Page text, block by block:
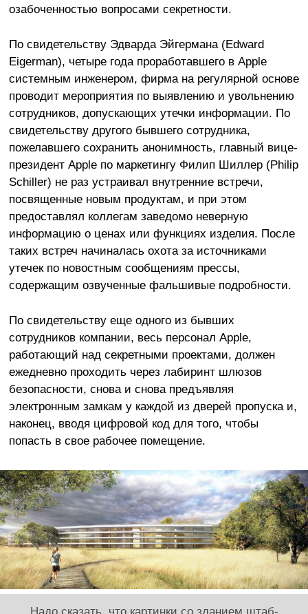
озабоченностью вопросами секретности.
По свидетельству Эдварда Эйгермана (Edward
Eigerman), четыре года проработавшего в Apple
системным инженером, фирма на регулярной основе
проводит мероприятия по выявлению и увольнению
сотрудников, допускающих утечки информации. По
свидетельству другого бывшего сотрудника,
пожелавшего сохранить анонимность, главный вице-
президент Apple по маркетингу Филип Шиллер (Philip
Schiller) не раз устраивал внутренние встречи,
посвященные новым продуктам, и при этом
предоставлял коллегам заведомо неверную
информацию о ценах или функциях изделия. После
таких встреч начиналась охота за источниками
утечек по новостным сообщениям прессы,
содержащим озвученные фальшивые подробности.
По свидетельству еще одного из бывших
сотрудников компании, весь персонал Apple,
работающий над секретными проектами, должен
ежедневно проходить через лабиринт шлюзов
безопасности, снова и снова предъявляя
электронным замкам у каждой из дверей пропуска и,
наконец, вводя цифровой код для того, чтобы
попасть в свое рабочее помещение.